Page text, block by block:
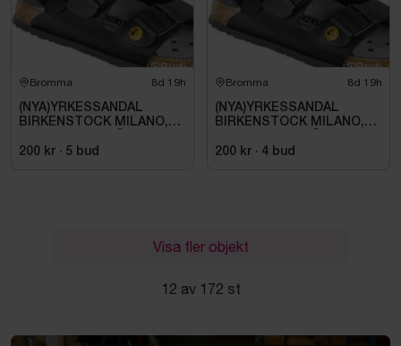
Bromma 8d 19h
(NYA)YRKESSANDAL
BIRKENSTOCK MILANO,
SVART. STL 42
200 kr · 5 bud
Bromma 8d 19h
(NYA)YRKESSANDAL
BIRKENSTOCK MILANO,
SVART. STL 42
200 kr · 4 bud
Visa fler objekt
12 av 172 st